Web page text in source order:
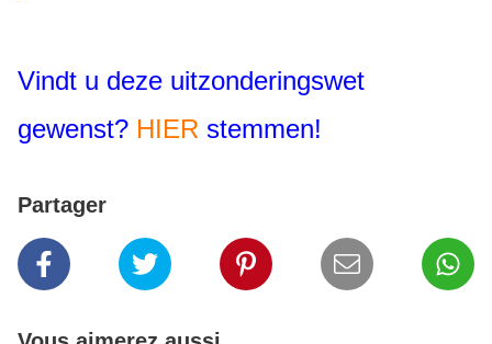
Vindt u deze uitzonderingswet
gewenst? HIER stemmen!
Partager